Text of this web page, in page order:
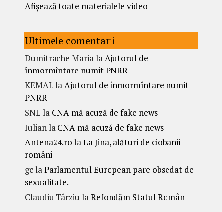
Afișează toate materialele video
Ultimele comentarii
Dumitrache MarialaAjutorul de
înmormîntare numit PNRR
KEMAL laAjutorul de înmormîntare numit
PNRR
SNL la CNA mă acuză de fake news
Iulianla CNA mă acuză de fake news
Antena24.ro laLa Jina, alături de ciobanii
români
gclaParlamentul European pare obsedat de
sexualitate.
Claudiu Târziu laRefondăm Statul Român